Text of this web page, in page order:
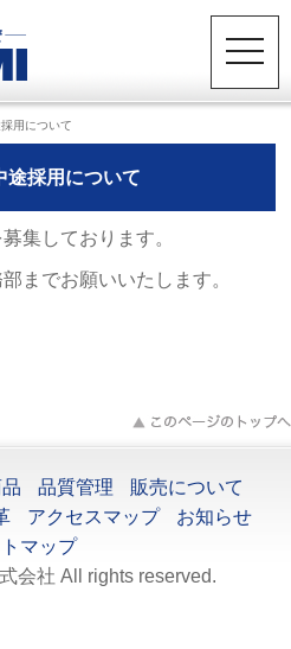
toggle
用について
採用について
集しております。
までお願いいたします。
品質管理
販売について
アクセスマップ
お知らせ
マップ
会社 All rights reserved.